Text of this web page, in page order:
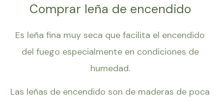
Comprar leña de encendido
Es leña fina muy seca que facilita el encendido
del fuego especialmente en condiciones de
humedad.
Las leñas de encendido son de maderas de poca